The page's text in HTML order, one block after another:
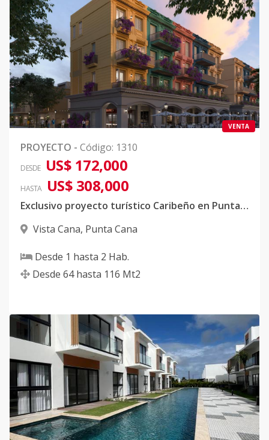
VENTA
PROYECTO - Código: 1310
DESDE US$ 172,000
HASTA US$ 308,000
Exclusivo proyecto turístico Caribeño en Punta Cana
Vista Cana, Punta Cana
Desde 1 hasta 2 Hab.
Desde 64 hasta 116 Mt2